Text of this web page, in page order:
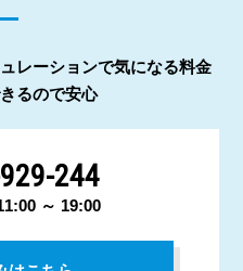
レーションで気になる料金
るので安心
244
～ 19:00